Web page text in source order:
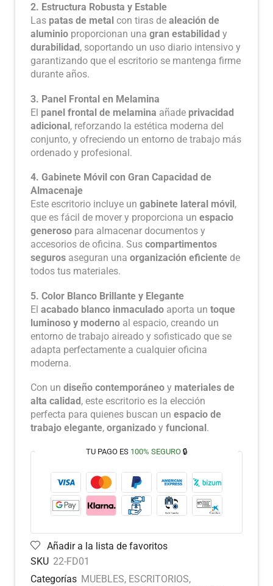
2. Estructura Robusta y Estable
Las patas de metal con tiras de aleación de
aluminio proporcionan una gran estabilidad y
durabilidad, soportando un uso diario intensivo y
garantizando que el escritorio se mantenga firme
durante años.
3. Panel Frontal en Melamina
El panel frontal de melamina añade privacidad
adicional, reforzando la estética moderna del
conjunto, y ofreciendo un entorno de trabajo más
ordenado y profesional.
4. Gabinete Móvil con Gran Capacidad de
Almacenaje
Este escritorio incluye un gabinete lateral móvil,
que es fácil de mover y proporciona un espacio
generoso para almacenar documentos y
accesorios de oficina. Sus compartimentos
seguros aseguran una organización eficiente de
todos tus materiales.
5. Color Blanco Brillante y Elegante
El acabado blanco inmaculado aporta un toque
luminoso y moderno al espacio, creando un
entorno de trabajo aireado y sofisticado que se
adapta perfectamente a cualquier oficina
moderna.
Con un diseño contemporáneo y materiales de
alta calidad , este escritorio es la elección
perfecta para quienes buscan un espacio de
trabajo elegante, organizado y funcional .
TU PAGO ES 100% SEGURO🔒
Añadir a la lista de favoritos
SKU 22-FD01
Categorías MUEBLES, ESCRITORIOS,